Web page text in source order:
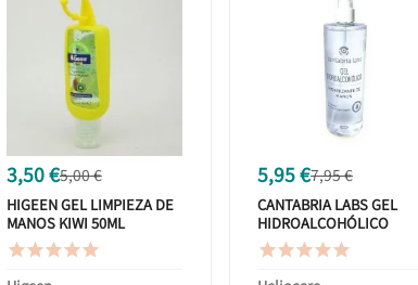
3,50 €5,00 €
HIGEEN GEL LIMPIEZA DE
MANOS KIWI 50ML

5,95 €7,95 €
CANTABRIA LABS GEL
HIDROALCOHÓLICO
HIGIENIZANTE DE MANOS
500ML
